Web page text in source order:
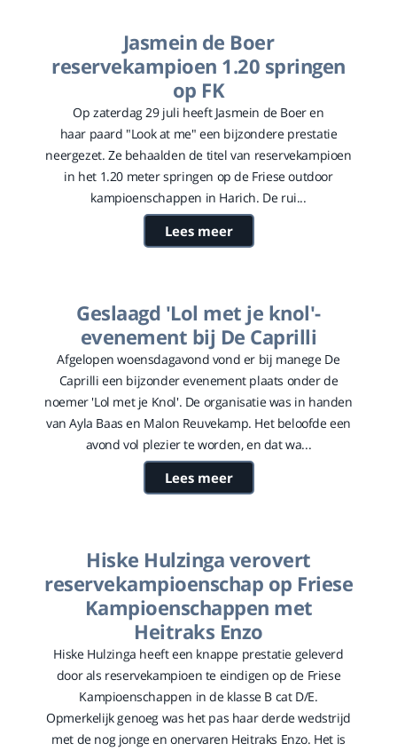
Jasmein de Boer
reservekampioen 1.20 springen
op FK
Op zaterdag 29 juli heeft Jasmein de Boer en
haar paard "Look at me" een bijzondere prestatie
neergezet. Ze behaalden de titel van reservekampioen
in het 1.20 meter springen op de Friese outdoor
kampioenschappen in Harich. De rui...
Lees meer
Geslaagd 'Lol met je knol'-
evenement bij De Caprilli
Afgelopen woensdagavond vond er bij manege De
Caprilli een bijzonder evenement plaats onder de
noemer 'Lol met je Knol'. De organisatie was in handen
van Ayla Baas en Malon Reuvekamp. Het beloofde een
avond vol plezier te worden, en dat wa...
Lees meer
Hiske Hulzinga verovert
reservekampioenschap op Friese
Kampioenschappen met
Heitraks Enzo
​Hiske Hulzinga heeft een knappe prestatie geleverd
door als reservekampioen te eindigen op de Friese
Kampioenschappen in de klasse B cat D/E.
Opmerkelijk genoeg was het pas haar derde wedstrijd
met de nog jonge en onervaren Heitraks Enzo. Het is